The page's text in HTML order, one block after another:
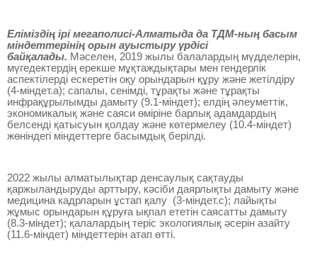
Еліміздің ірі мегаполисі-Алматыда да ТДМ-ның басым
міндеттерінің орын ауыстыру үрдісі
байқалады. Мәселен, 2019 жылы балалардың мүдделерін,
мүгедектердің ерекше мұқтаждықтары мен гендерлік
аспектілерді ескеретін оқу орындарын құру және жетілдіру
(4-міндет.а); сапалы, сенімді, тұрақты және тұрақты
инфрақұрылымды дамыту (9.1-міндет); елдің әлеуметтік,
экономикалық және саяси өміріне барлық адамдардың
белсенді қатысуын қолдау және көтермелеу (10.4-міндет)
жөніндегі міндеттерге басымдық берілді.
2022 жылы алматылықтар денсаулық сақтауды
қаржыландыруды арттыру, кәсіби даярлықты дамыту және
медицина кадрларын ұстап қалу (3-міндет.с); лайықты
жұмыс орындарын құруға ықпал ететін саясатты дамыту
(8.3-міндет); қалалардың теріс экологиялық әсерін азайту
(11.6-міндет) міндеттерін атап өтті.